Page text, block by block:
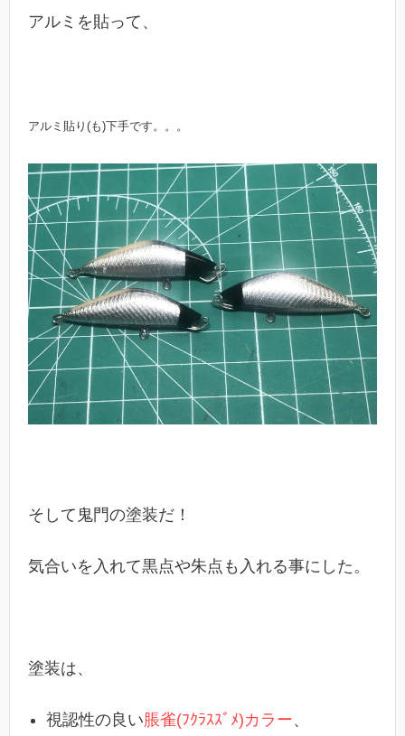
アルミを貼って、
アルミ貼り(も)下手です。。。
そして鬼門の塗装だ！
気合いを入れて黒点や朱点も入れる事にした。
塗装は、
視認性の良い脹雀(ﾌｸﾗｽｽﾞﾒ)カラー、